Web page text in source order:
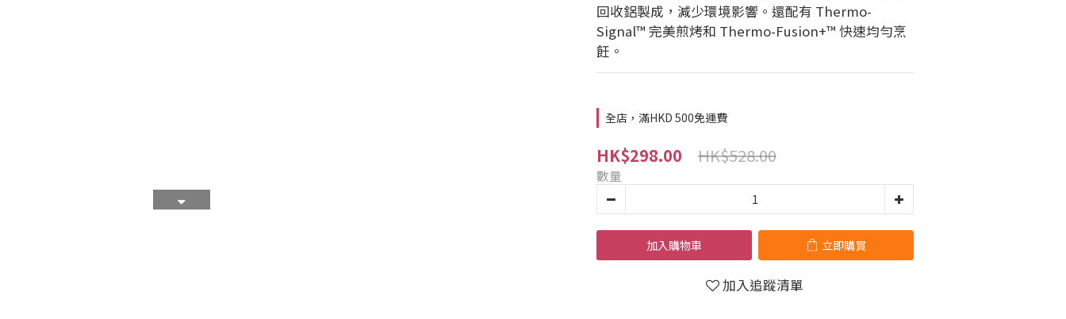
回收鋁製成，減少環境影響。還配有 Thermo-
Signal™ 完美煎烤和 Thermo-Fusion+™ 快速均勻烹
飪。
全店，滿HKD 500免運費
HK$298.00 HK$528.00
數量
加入購物車 立即購買
加入追蹤清單